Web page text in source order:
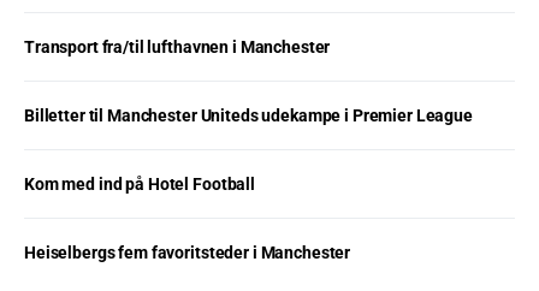
Transport fra/til lufthavnen i Manchester
Billetter til Manchester Uniteds udekampe i Premier League
Kom med ind på Hotel Football
Heiselbergs fem favoritsteder i Manchester